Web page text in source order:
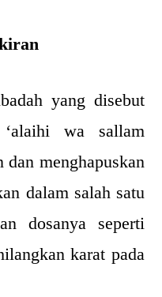
yang disebut
wa sallam
menghapuskan
dalam salah satu
dosanya seperti
karat pada